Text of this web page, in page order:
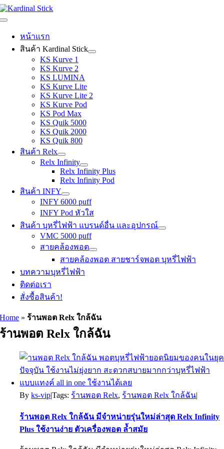
Skip
to
Toggle
Navigation
หน้าแรก
สินค้า Kardinal Stick
KS Kurve 1
KS Kurve 2
KS LUMINA
KS Kurve Lite
KS Kurve Lite 2
KS Kurve Pod
KS Pod Max
KS Quik 5000
KS Quik 2000
KS Quik 800
สินค้า Relx
Relx Infinity
Relx Infinity Plus
Relx Infinity Pod
สินค้า INFY
INFY 6000 puff
INFY Pod หัวใส
สินค้า บุหรี่ไฟฟ้า แบรนด์อื่น และอุปกรณ์
VMC 5000 puff
สายคล้องพอต
สายคล้องพอต สายชาร์จพอต บุหรี่ไฟฟ้า
บทความบุหรี่ไฟฟ้า
ติดต่อเรา
สั่งซื้อสินค้า!
Home »ร้านพอต Relx ใกล้ฉัน
ร้านพอต Relx ใกล้ฉัน
Byks-vip|Tags: ร้านพอต Relx, ร้านพอต Relx ใกล้ฉัน|
ร้านพอต Relx ใกล้ฉัน มีจำหน่ายรุ่นใหม่ล่าสุด Relx Infinity
Plus ใช้งานง่าย ตัวเครื่องพอต ล้ำสมัย